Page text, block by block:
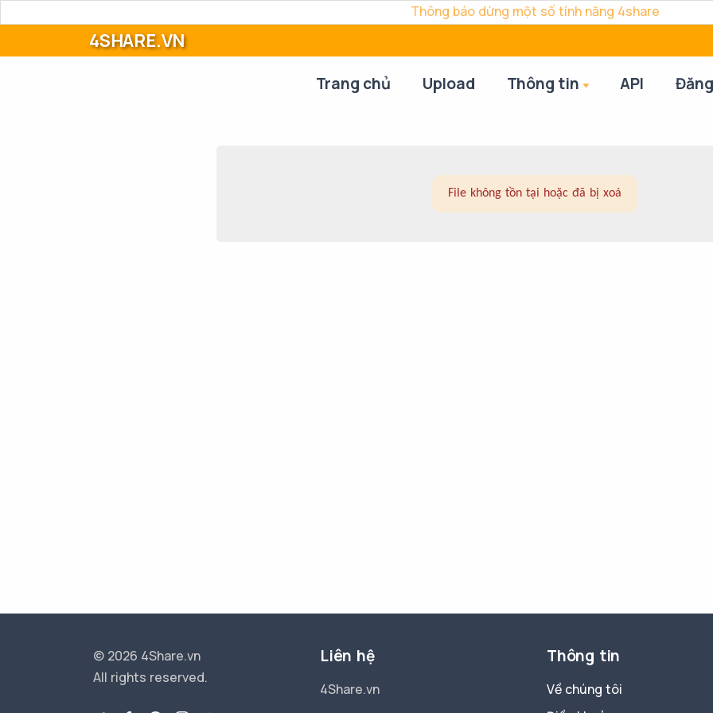
Thông báo dừng một số tính năng 4share
4SHARE.VN
Trang chủ Upload Thông tin API
File không tồn tại hoặc đã bị xoá
© 2026 4Share.vn
All rights reserved.
Liên hệ
4Share.vn
Thông tin
Về chúng tôi